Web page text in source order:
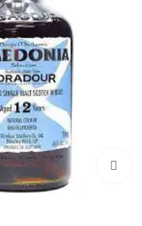
برای بزرگنمایی کلیک